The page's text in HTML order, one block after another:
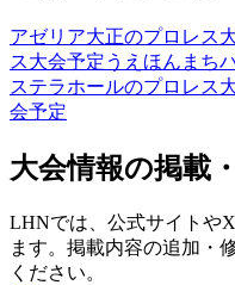
アゼリア大正のプロレス
ス大会予定 うえほんまち
ステラホールのプロレス
会予定
大会情報の掲載
LHNでは、公式サイトや
ます。掲載内容の追加・
ください。